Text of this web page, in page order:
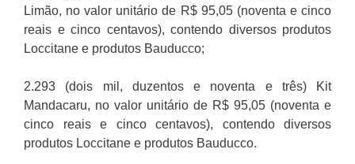
Limão, no valor unitário de R$ 95,05 (noventa e cinco
reais e cinco centavos), contendo diversos produtos
Loccitane e produtos Bauducco;
2.293 (dois mil, duzentos e noventa e três) Kit
Mandacaru, no valor unitário de R$ 95,05 (noventa e
cinco reais e cinco centavos), contendo diversos
produtos Loccitane e produtos Bauducco.